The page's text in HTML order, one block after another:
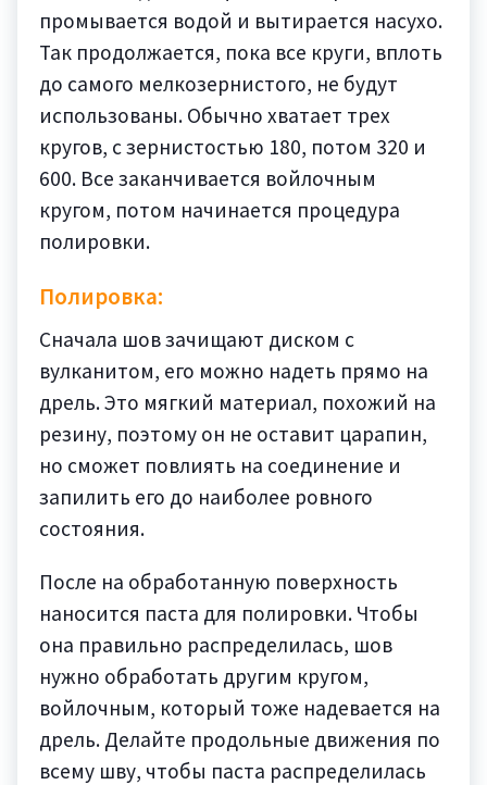
промывается водой и вытирается насухо.
Так продолжается, пока все круги, вплоть
до самого мелкозернистого, не будут
использованы. Обычно хватает трех
кругов, с зернистостью 180, потом 320 и
600. Все заканчивается войлочным
кругом, потом начинается процедура
полировки.
Полировка:
Сначала шов зачищают диском с
вулканитом, его можно надеть прямо на
дрель. Это мягкий материал, похожий на
резину, поэтому он не оставит царапин,
но сможет повлиять на соединение и
запилить его до наиболее ровного
состояния.
После на обработанную поверхность
наносится паста для полировки. Чтобы
она правильно распределилась, шов
нужно обработать другим кругом,
войлочным, который тоже надевается на
дрель. Делайте продольные движения по
всему шву, чтобы паста распределилась